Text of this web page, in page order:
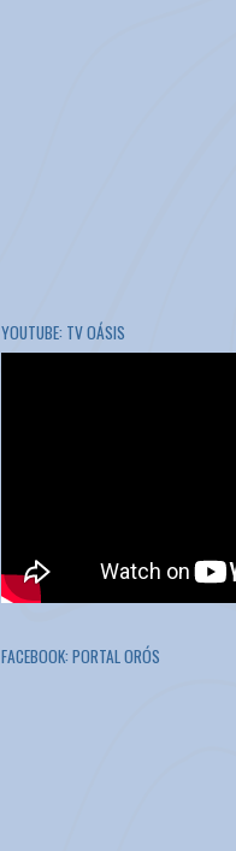
YOUTUBE: TV OÁSIS
FACEBOOK: PORTAL ORÓS